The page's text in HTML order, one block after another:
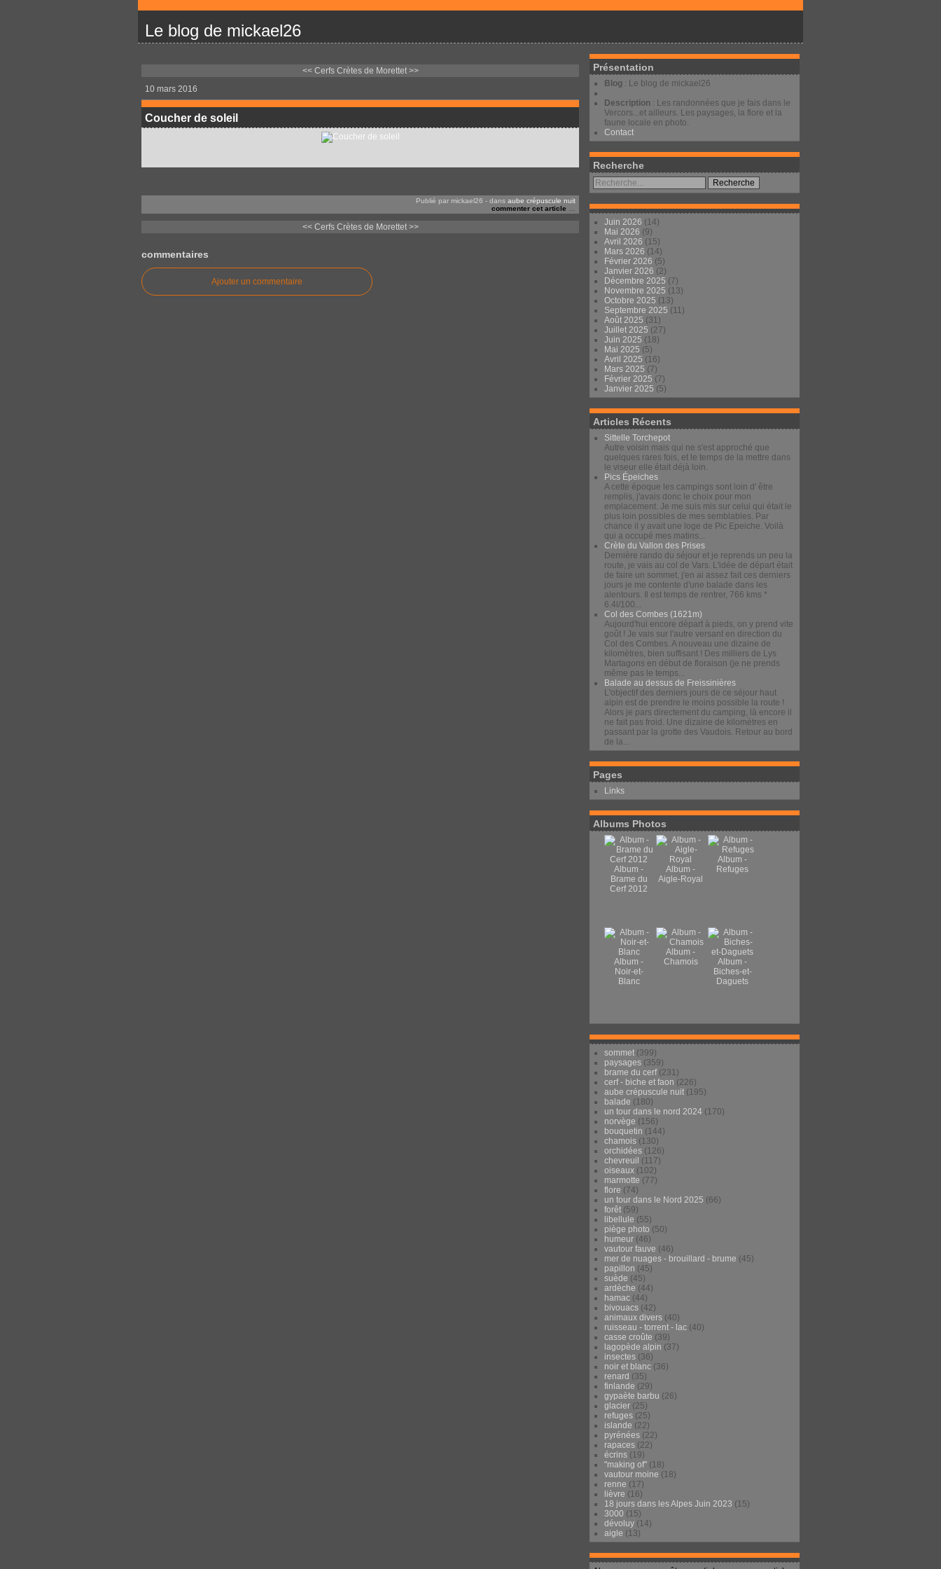
Le blog de mickael26
<< Cerfs Crètes de Morettet >>
10 mars 2016
Coucher de soleil
Publié par mickael26 - dans aube crépuscule nuit
commenter cet article
<< Cerfs Crètes de Morettet >>
commentaires
Ajouter un commentaire
Présentation
Blog : Le blog de mickael26
Description : Les randonnées que je fais dans le
Vercors...et ailleurs. Les paysages, la flore et la
faune locale en photo.
Contact
Recherche
Juin 2026 (14)
Mai 2026 (9)
Avril 2026 (15)
Mars 2026 (14)
Février 2026 (5)
Janvier 2026 (2)
Décembre 2025 (7)
Novembre 2025 (13)
Octobre 2025 (13)
Septembre 2025 (11)
Août 2025 (31)
Juillet 2025 (27)
Juin 2025 (18)
Mai 2025 (5)
Avril 2025 (16)
Mars 2025 (7)
Février 2025 (7)
Janvier 2025 (5)
Articles Récents
Sittelle Torchepot
Autre voisin mais qui ne s'est approché que
quelques rares fois, et le temps de la mettre dans
le viseur elle était déjà loin.
Pics Épeiches
A cette époque les campings sont loin d' être
remplis, j'avais donc le choix pour mon
emplacement. Je me suis mis sur celui qui était le
plus loin possibles de mes semblables. Par
chance il y avait une loge de Pic Epeiche. Voilà
qui a occupé mes matins...
Crète du Vallon des Prises
Dernière rando du séjour et je reprends un peu la
route, je vais au col de Vars. L'idée de départ était
de faire un sommet, j'en ai assez fait ces derniers
jours je me contente d'une balade dans les
alentours. Il est temps de rentrer, 766 kms *
6.4l/100...
Col des Combes (1621m)
Aujourd'hui encore départ à pieds, on y prend vite
goût ! Je vais sur l'autre versant en direction du
Col des Combes. A nouveau une dizaine de
kilomètres, bien suffisant ! Des milliers de Lys
Martagons en début de floraison (je ne prends
même pas le temps...
Balade au dessus de Freissinières
L'objectif des derniers jours de ce séjour haut
alpin est de prendre le moins possible la route !
Alors je pars directement du camping, là encore il
ne fait pas froid. Une dizaine de kilomètres en
passant par la grotte des Vaudois. Retour au bord
de la...
Pages
Links
Albums Photos
Album -
Brame du
Cerf 2012
Album -
Aigle-Royal
Album -
Refuges
Album -
Noir-et-
Blanc
Album -
Chamois
Album -
Biches-et-
Daguets
sommet (399)
paysages (359)
brame du cerf(231)
cerf - biche et faon (226)
aube crépuscule nuit (195)
balade (180)
un tour dans le nord 2024 (170)
norvège (156)
bouquetin (144)
chamois (130)
orchidées (126)
chevreuil (117)
oiseaux (102)
marmotte (77)
flore (74)
un tour dans le Nord 2025 (66)
forêt (59)
libellule (55)
piège photo (50)
humeur (46)
vautour fauve (46)
mer de nuages - brouillard - brume (45)
papillon (45)
suède (45)
ardèche (44)
hamac (44)
bivouacs (42)
animaux divers (40)
ruisseau - torrent - lac (40)
casse croûte (39)
lagopède alpin (37)
insectes (36)
noir et blanc (36)
renard (35)
finlande (29)
gypaète barbu (26)
glacier (25)
refuges (25)
islande (22)
pyrénées (22)
rapaces (22)
écrins (19)
"making of" (18)
vautour moine (18)
renne (17)
lièvre (16)
18 jours dans les Alpes Juin 2023 (15)
3000 (15)
dévoluy (14)
aigle (13)